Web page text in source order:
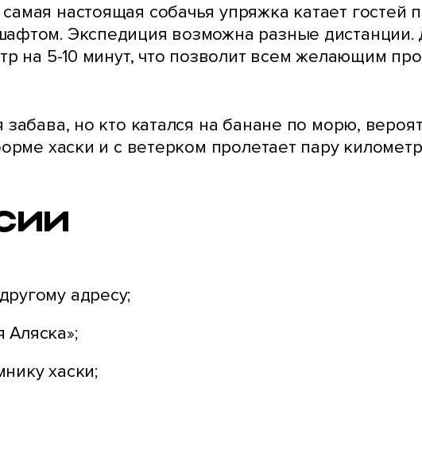
настоящая собачья упряжка катает гостей
Экспедиция возможна разные дистанции.
на 5-10 минут, что позволит всем желающим
но кто катался на банане по морю,
хаски и с ветерком пролетает пару
адресу;
Аляска»;
хаски;